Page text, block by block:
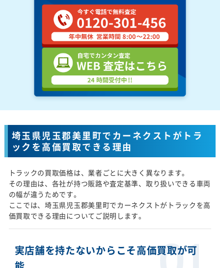
埼玉県児玉郡美里町でカーネクストがトラ
ックを高価買取できる理由
トラックの買取価格は、業者ごとに大きく異なります。
その理由は、各社が持つ販路や査定基準、取り扱いできる車両
の幅が違うためです。
ここでは、埼玉県児玉郡美里町でカーネクストがトラックを高
価買取できる理由についてご説明します。
実店舗を持たないからこそ高価買取が可